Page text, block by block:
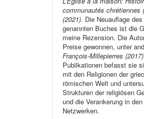
communautés chrétiennes
(2021). Die Neuauflage
genannten Buches ist die
meine Rezension. Die
Preise gewonnen, unter
François-Millepierres (2017).
Publikationen befasst sie
mit den Religionen der
römischen Welt und
Strukturen der religiösen
und die Verankerung in
Netzwerken.